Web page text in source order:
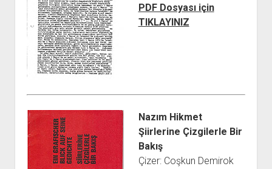
PDF Dosyası için
TIKLAYINIZ
Nazım Hikmet
Şiirlerine Çizgilerle Bir
Bakış
Çizer: Coşkun Demirok